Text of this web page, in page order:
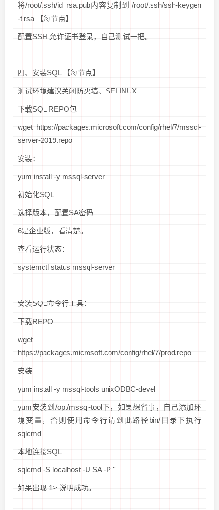
将/root/.ssh/id_rsa.pub内容复制到 /root/.ssh/ssh-keygen
-t rsa 【每节点】
配置SSH 允许证书登录，自己测试一把。
四、安装SQL 【每节点】
测试环境建议关闭防火墙、SELINUX
下载SQL REPO包
wget https://packages.microsoft.com/config/rhel/7/mssql-
server-2019.repo
安装：
yum install -y mssql-server
初始化SQL
选择版本，配置SA密码
6是企业版，看清楚。
查看运行状态：
systemctl status mssql-server
安装SQL命令行工具：
下载REPO
wget
https://packages.microsoft.com/config/rhel/7/prod.repo
安装
yum install -y mssql-tools unixODBC-devel
yum安装到/opt/mssql-tool下，如果想省事，自己添加环
境变量，否则使用命令行请到此路径bin/目录下执行
sqlcmd
本地连接SQL
sqlcmd -S localhost -U SA -P ''
如果出现 1> 说明成功。